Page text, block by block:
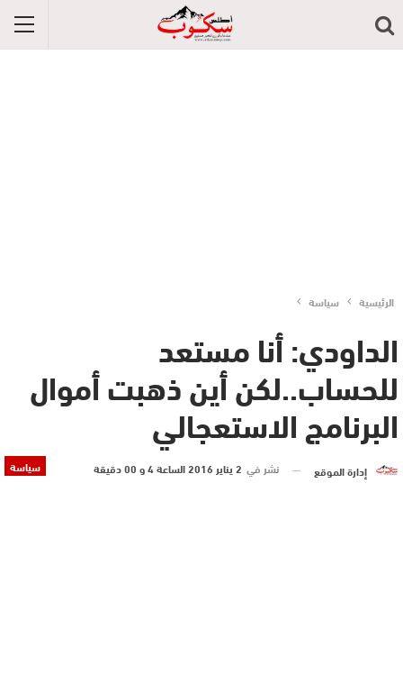
الرئيسية سياسة
الداودي: أنا مستعد
للحساب..لكن أين ذهبت أموال
البرنامج الاستعجالي
سياسة إدارة الموقع نشر في 2 يناير 2016 الساعة 4 و 00 دقيقة